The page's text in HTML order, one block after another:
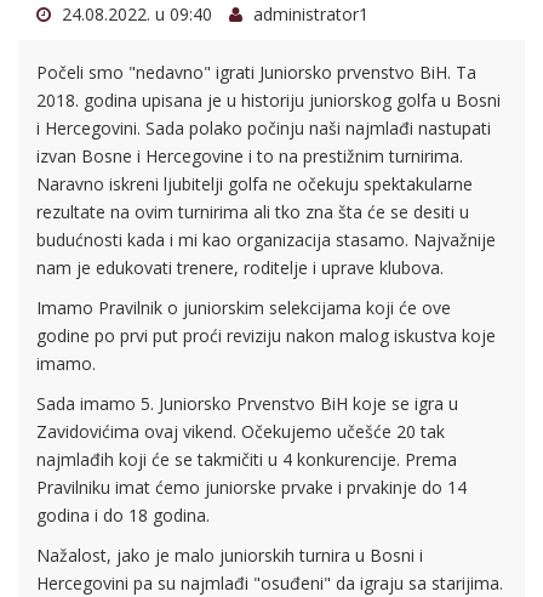
24.08.2022. u 09:40 administrator1
Počeli smo "nedavno" igrati Juniorsko prvenstvo BiH. Ta
2018. godina upisana je u historiju juniorskog golfa u Bosni
i Hercegovini. Sada polako počinju naši najmlađi nastupati
izvan Bosne i Hercegovine i to na prestižnim turnirima.
Naravno iskreni ljubitelji golfa ne očekuju spektakularne
rezultate na ovim turnirima ali tko zna šta će se desiti u
budućnosti kada i mi kao organizacija stasamo. Najvažnije
nam je edukovati trenere, roditelje i uprave klubova.
Imamo Pravilnik o juniorskim selekcijama koji će ove
godine po prvi put proći reviziju nakon malog iskustva koje
imamo.
Sada imamo 5. Juniorsko Prvenstvo BiH koje se igra u
Zavidovićima ovaj vikend. Očekujemo učešće 20 tak
najmlađih koji će se takmičiti u 4 konkurencije. Prema
Pravilniku imat ćemo juniorske prvake i prvakinje do 14
godina i do 18 godina.
Nažalost, jako je malo juniorskih turnira u Bosni i
Hercegovini pa su najmlađi "osuđeni" da igraju sa starijima.